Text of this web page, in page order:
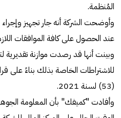
المُنظمة.
وأوضحت الشركة أنه جار تجهيز
عند الحصول على كافة الموافقات
وبينت أنها قد رصدت موازنة تقديرية
للاشتراطات الخاصة بذلك بناءً على
(53) لسنة 2021.
وأفادت "كميفك" بأن المعلومة